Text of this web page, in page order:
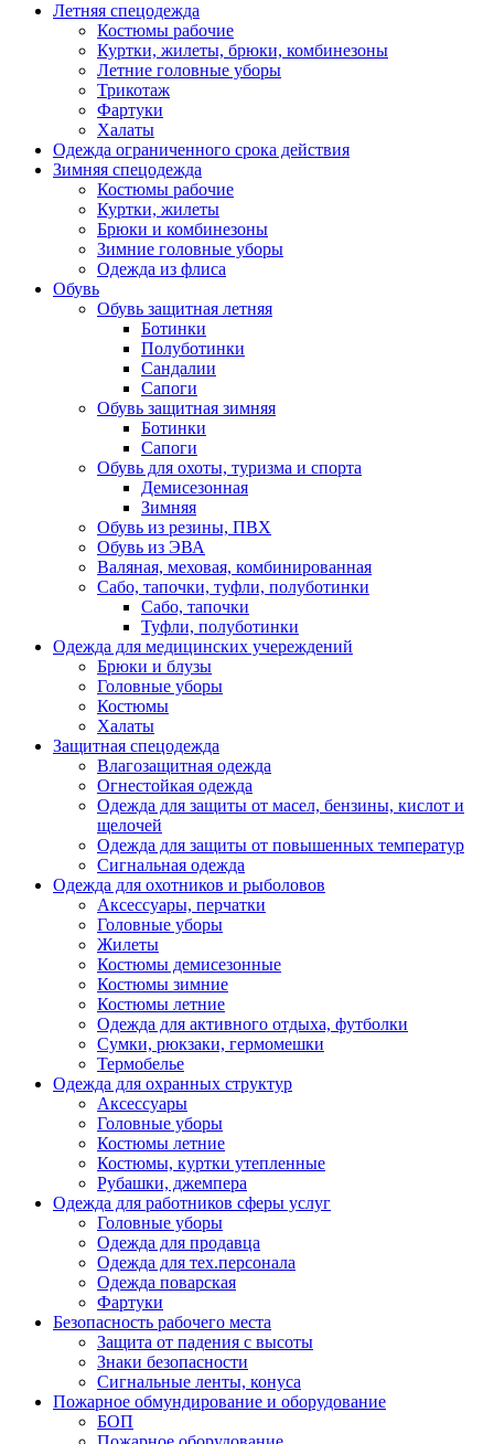
Летняя спецодежда
Костюмы рабочие
Куртки, жилеты, брюки, комбинезоны
Летние головные уборы
Трикотаж
Фартуки
Халаты
Одежда ограниченного срока действия
Зимняя спецодежда
Костюмы рабочие
Куртки, жилеты
Брюки и комбинезоны
Зимние головные уборы
Одежда из флиса
Обувь
Обувь защитная летняя
Ботинки
Полуботинки
Сандалии
Сапоги
Обувь защитная зимняя
Ботинки
Сапоги
Обувь для охоты, туризма и спорта
Демисезонная
Зимняя
Обувь из резины, ПВХ
Обувь из ЭВА
Валяная, меховая, комбинированная
Сабо, тапочки, туфли, полуботинки
Сабо, тапочки
Туфли, полуботинки
Одежда для медицинских учереждений
Брюки и блузы
Головные уборы
Костюмы
Халаты
Защитная спецодежда
Влагозащитная одежда
Огнестойкая одежда
Одежда для защиты от масел, бензины, кислот и
щелочей
Одежда для защиты от повышенных температур
Сигнальная одежда
Одежда для охотников и рыболовов
Аксессуары, перчатки
Головные уборы
Жилеты
Костюмы демисезонные
Костюмы зимние
Костюмы летние
Одежда для активного отдыха, футболки
Сумки, рюкзаки, гермомешки
Термобелье
Одежда для охранных структур
Аксессуары
Головные уборы
Костюмы летние
Костюмы, куртки утепленные
Рубашки, джемпера
Одежда для работников сферы услуг
Головные уборы
Одежда для продавца
Одежда для тех.персонала
Одежда поварская
Фартуки
Безопасность рабочего места
Защита от падения с высоты
Знаки безопасности
Сигнальные ленты, конуса
Пожарное обмундирование и оборудование
БОП